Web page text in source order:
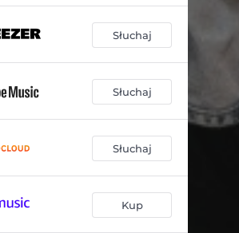
Słuchaj
Słuchaj
Słuchaj
Kup